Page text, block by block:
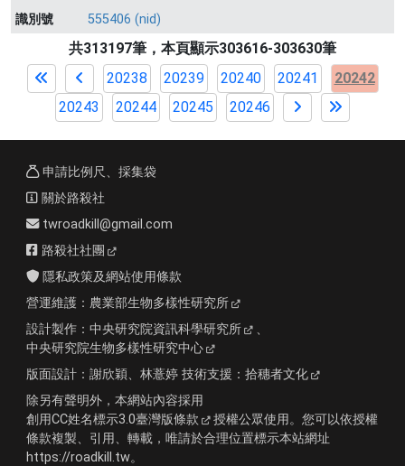
識別號
555406 (nid)
共313197筆，本頁顯示303616-303630筆
20238
20239 20240 20241
20242
20243
20244 20245 20246
申請比例尺、採集袋
關於路殺社
twroadkill@gmail.com
路殺社社團
隱私政策及網站使用條款
營運維護： 農業部生物多樣性研究所
設計製作： 中央研究院資訊科學研究所
、
中央研究院生物多樣性研究中心
版面設計： 謝欣穎、林薏婷 技術支援： 拾穗者文化
除另有聲明外，本網站內容採用
創用CC姓名標示3.0臺灣版條款
授權公眾使用。您可以依授權
條款複製、引用、轉載，唯請於合理位置標示本站網址
https://roadkill.tw。